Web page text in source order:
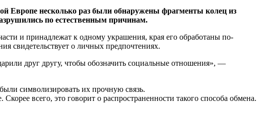
Европе несколько раз были обнаружены фрагменты колец из
по естественным причинам.
и принадлежат к одному украшения, края его обработаны по-
свидетельствует о личных предпочтениях.
друг другу, чтобы обозначить социальные отношения», —
символизировать их прочную связь.
всего, это говорит о распространенности такого способа обмена.